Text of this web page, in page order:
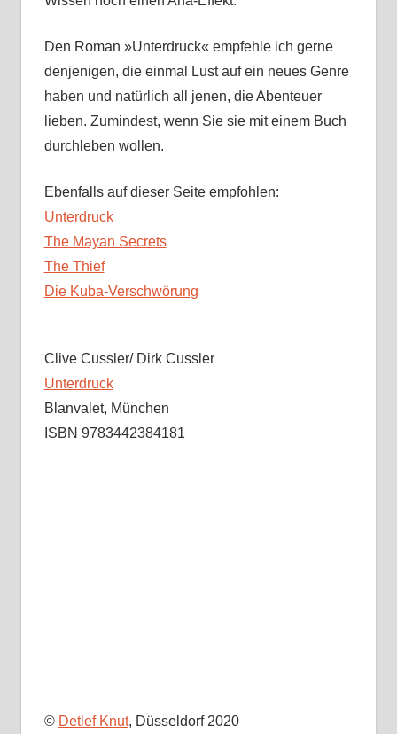
Den Roman »Unterdruck« empfehle ich gerne
denjenigen, die einmal Lust auf ein neues Genre
haben und natürlich all jenen, die Abenteuer
lieben. Zumindest, wenn Sie sie mit einem Buch
durchleben wollen.
Ebenfalls auf dieser Seite empfohlen:
Unterdruck
The Mayan Secrets
The Thief
Die Kuba-Verschwörung
Clive Cussler/ Dirk Cussler
Unterdruck
Blanvalet, München
ISBN 9783442384181
© Detlef Knut, Düsseldorf 2020